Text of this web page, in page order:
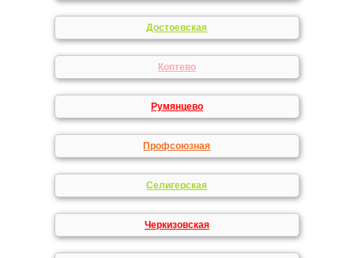
Достоевская
Коптево
Румянцево
Профсоюзная
Селигерская
Черкизовская